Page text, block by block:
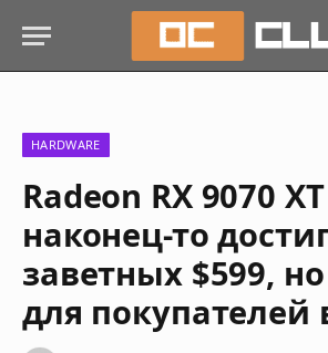
HARDWARE
Radeon RX 9070 XT
наконец-то
заветных $599,
для